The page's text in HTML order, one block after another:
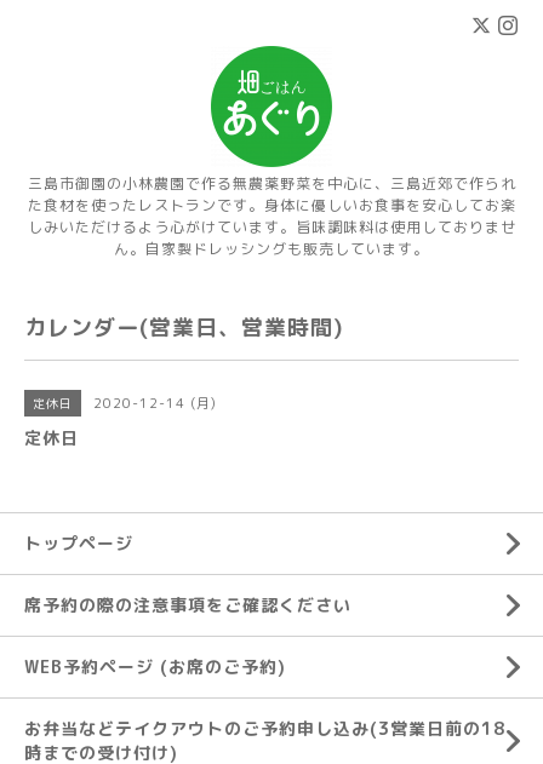
三島市御園の小林農園で作る無農薬野菜を中心に、三島近郊で作られ
た食材を使ったレストランです。身体に優しいお食事を安心してお楽
しみいただけるよう心がけています。旨味調味料は使用しておりませ
ん。自家製ドレッシングも販売しています。
カレンダー(営業日、営業時間)
定休日 2020-12-14 (月)
定休日
トップページ
席予約の際の注意事項をご確認ください
WEB予約ページ (お席のご予約)
お弁当などテイクアウトのご予約申し込み(3営業日前の18
時までの受け付け)